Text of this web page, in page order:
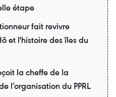
étape
fait revivre
et l'histoire des îles du
la cheffe de la
l’organisation du PPRL